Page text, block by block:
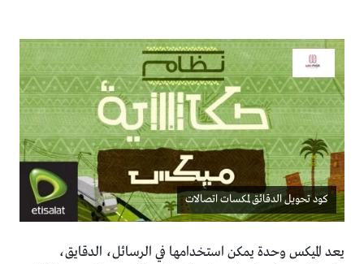
كود تحويل الدقائق لمكسات اتصالات
يعد الميكس وحدة يمكن استخدامها في الرسائل، الدقايق،